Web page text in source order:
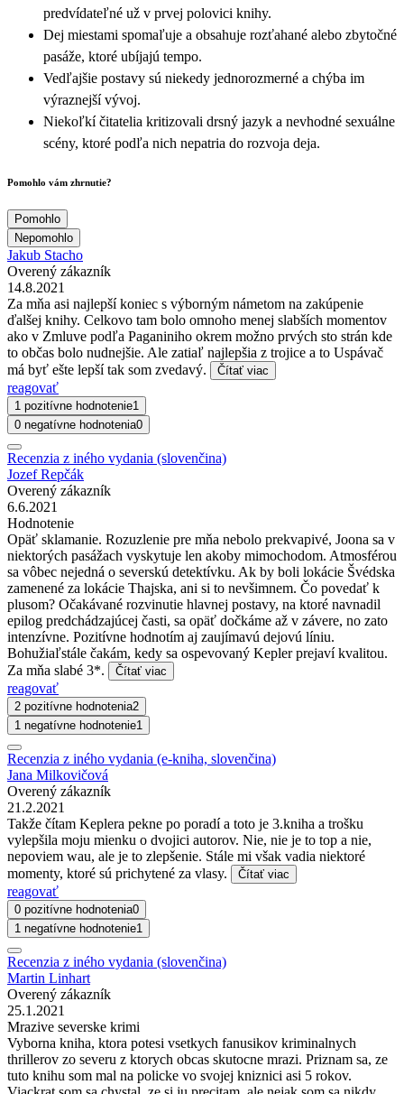
predvídateľné už v prvej polovici knihy.
Dej miestami spomaľuje a obsahuje rozťahané alebo zbytočné
pasáže, ktoré ubíjajú tempo.
Vedľajšie postavy sú niekedy jednorozmerné a chýba im
výraznejší vývoj.
Niekoľkí čitatelia kritizovali drsný jazyk a nevhodné sexuálne
scény, ktoré podľa nich nepatria do rozvoja deja.
Pomohlo vám zhrnutie?
Pomohlo
Nepomohlo
Jakub Stacho
Overený zákazník
14.8.2021
Za mňa asi najlepší koniec s výborným námetom na zakúpenie
ďalšej knihy. Celkovo tam bolo omnoho menej slabších momentov
ako v Zmluve podľa Paganiniho okrem možno prvých sto strán kde
to občas bolo nudnejšie. Ale zatiaľ najlepšia z trojice a to Uspávač
má byť ešte lepší tak som zvedavý.
Čítať viac
reagovať
1 pozitívne hodnotenie1
0 negatívne hodnotenia0
Recenzia z iného vydania (slovenčina)
Jozef Repčák
Overený zákazník
6.6.2021
Hodnotenie
Opäť sklamanie. Rozuzlenie pre mňa nebolo prekvapivé, Joona sa v
niektorých pasážach vyskytuje len akoby mimochodom. Atmosférou
sa vôbec nejedná o severskú detektívku. Ak by boli lokácie Švédska
zamenené za lokácie Thajska, ani si to nevšimnem. Čo povedať k
plusom? Očakávané rozvinutie hlavnej postavy, na ktoré navnadil
epilog predchádzajúcej časti, sa opäť dočkáme až v závere, no zato
intenzívne. Pozitívne hodnotím aj zaujímavú dejovú líniu.
Bohužiaľstále čakám, kedy sa ospevovaný Kepler prejaví kvalitou.
Za mňa slabé 3*.
Čítať viac
reagovať
2 pozitívne hodnotenia2
1 negatívne hodnotenie1
Recenzia z iného vydania (e-kniha, slovenčina)
Jana Milkovičová
Overený zákazník
21.2.2021
Takže čítam Keplera pekne po poradí a toto je 3.kniha a trošku
vylepšila moju mienku o dvojici autorov. Nie, nie je to top a nie,
nepoviem wau, ale je to zlepšenie. Stále mi však vadia niektoré
momenty, ktoré sú prichytené za vlasy.
Čítať viac
reagovať
0 pozitívne hodnotenia0
1 negatívne hodnotenie1
Recenzia z iného vydania (slovenčina)
Martin Linhart
Overený zákazník
25.1.2021
Mrazive severske krimi
Vyborna kniha, ktora potesi vsetkych fanusikov kriminalnych
thrillerov zo severu z ktorych obcas skutocne mrazi. Priznam sa, ze
tuto knihu som mal na policke vo svojej kniznici asi 5 rokov.